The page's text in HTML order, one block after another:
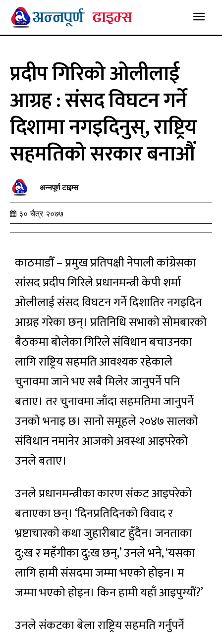
प्रदीप गिरिको ओलीलाई
आग्रह : संसद विघटन गर्ने
दिशामा नगइदिनुस्, राष्ट्रिय
सहमतिको सरकार बनाऔं
अन्नपूर्ण टाइम्स
३० चैत्र २०७७
काठमाडौँ – प्रमुख प्रतिपक्षी नेपाली कांग्रेसका
सांसद प्रदीप गिरिले प्रधानमन्त्री केपी शर्मा
ओलीलाई संसद विघटन गर्ने दिशातिर नगइदिन
आग्रह गरेका छन्। प्रतिनिधि सभाको सोमबारको
बैठकमा बोलेका गिरिले संविधान बचाउनका
लागि राष्ट्रिय सहमति आवश्यक रहेकाले
चुनावमा जाने भए सबै मिलेर जानुपर्ने पनि
बताए। तर चुनावमा जाँदा सहमतिमा जानुपर्ने
उनको भनाइ छ। सानो समूहले २०४७ सालको
संविधान नमानेर आजको अवस्था आइपरेको
उनले बताए।
उनले प्रधानमन्त्रीका कारण संकट आइपरेको
बताएका छन्। ‘दिनप्रतिदिनको विवाद र
भ्रष्टाचारको कथा जुहारीबाट हुँदैन। जनताका
दु:ख र महँगीका दु:ख छन्,’ उनले भने, ‘यसका
लागि हामी संसदमा जम्मा भएको होइन। म
जम्मा भएको होइन। किन हामी यहाँ आइपुग्यौं?’
उनले संकटका बेला राष्ट्रिय सहमति गर्नुपर्ने